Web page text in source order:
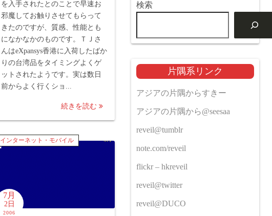
を入手されたとのことで早速お
邪魔してお触りさせてもらって
きたのですが、質感、性能とも
になかなかのものです。ＴＪさ
んはeXpansys香港に入荷したばか
りの台湾品をタイミングよくゲ
ットされたようです。実は数日
前からよく行くショ...
続きを読む
インターネット・モバイル
7月
2日
2006
検索
片隅系リンク
アジアの片隅からすきー
アジアの片隅から@seesaa
reveil@tumblr
note.com/reveil
flickr – hkreveil
reveil@twitter
reveil@DUCO